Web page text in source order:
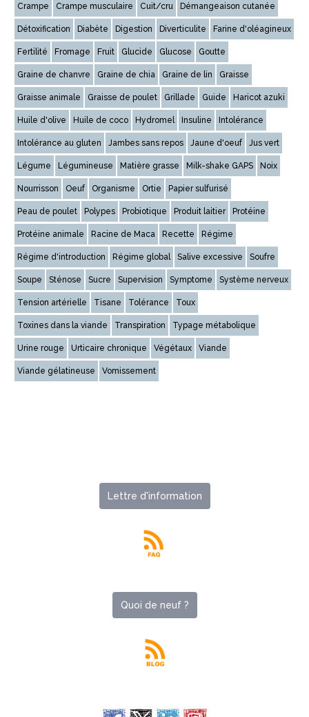
Crampe Crampe musculaire Cuit/cru Démangeaison cutanée
Détoxification Diabète Digestion Diverticulite Farine d'oléagineux
Fertilité Fromage Fruit Glucide Glucose Goutte
Graine de chanvre Graine de chia Graine de lin Graisse
Graisse animale Graisse de poulet Grillade Guide Haricot azuki
Huile d'olive Huile de coco Hydromel Insuline Intolérance
Intolérance au gluten Jambes sans repos Jaune d'oeuf Jus vert
Légume Légumineuse Matière grasse Milk-shake GAPS Noix
Nourrisson Oeuf Organisme Ortie Papier sulfurisé
Peau de poulet Polypes Probiotique Produit laitier Protéine
Protéine animale Racine de Maca Recette Régime
Régime d'introduction Régime global Salive excessive Soufre
Soupe Sténose Sucre Supervision Symptome Système nerveux
Tension artérielle Tisane Tolérance Toux
Toxines dans la viande Transpiration Typage métabolique
Urine rouge Urticaire chronique Végétaux Viande
Viande gélatineuse Vomissement
Lettre d'information
Quoi de neuf ?